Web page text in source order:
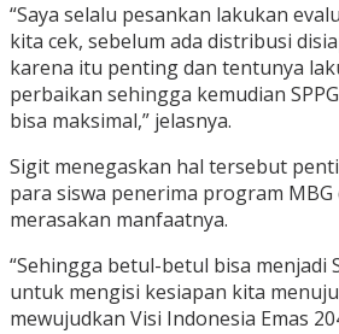
“Saya selalu pesankan lakukan
kita cek, sebelum ada distribusi
karena itu penting dan tentunya
perbaikan sehingga kemudian
bisa maksimal,” jelasnya.
Sigit menegaskan hal tersebut
para siswa penerima program
merasakan manfaatnya.
“Sehingga betul-betul bisa menjadi
untuk mengisi kesiapan kita
mewujudkan Visi Indonesia Emas